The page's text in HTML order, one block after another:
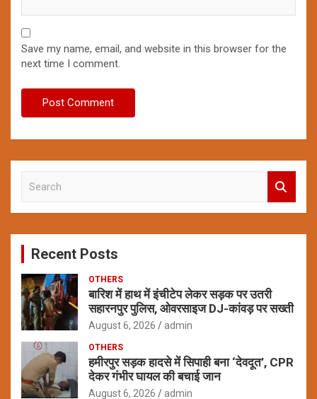
Save my name, email, and website in this browser for the
next time I comment.
c
Recent Posts
OTHERS
बारिश में हाथ में इंचीटेप लेकर सड़क पर उतरी
सहारनपुर पुलिस, ओवरसाइज DJ-कांवड़ पर सख्ती
August 6, 2026 admin
OTHERS
हमीरपुर सड़क हादसे में सिपाही बना ‘देवदूत’, CPR
देकर गंभीर घायल की बचाई जान
August 6, 2026 admin